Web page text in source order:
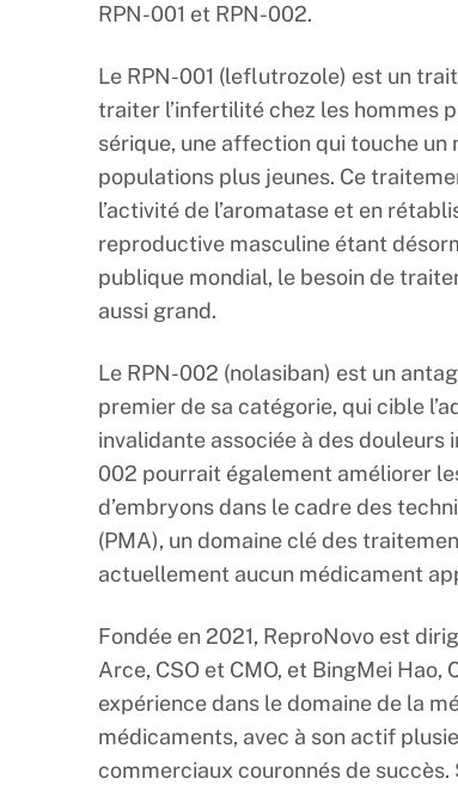
RPN-001 et RPN-002.
Le RPN-001 (leflutrozole) est un
traiter l’infertilité chez les hommes
sérique, une affection qui touche un
populations plus jeunes. Ce
l’activité de l’aromatase et en
reproductive masculine étant
publique mondial, le besoin de
aussi grand.
Le RPN-002 (nolasiban) est un
premier de sa catégorie, qui cible
invalidante associée à des douleurs
002 pourrait également améliorer
d’embryons dans le cadre des
(PMA), un domaine clé des
actuellement aucun médicament
Fondée en 2021, ReproNovo est
Arce, CSO et CMO, et BingMei Hao,
expérience dans le domaine de la
médicaments, avec à son actif
commerciaux couronnés de